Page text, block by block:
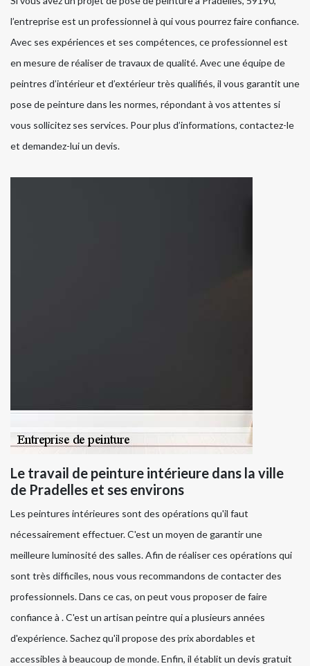
l’entreprise est un professionnel à qui vous pourrez faire confiance.
Avec ses expériences et ses compétences, ce professionnel est
en mesure de réaliser de travaux de qualité. Avec une équipe de
peintres d’intérieur et d’extérieur très qualifiés, il vous garantit une
pose de peinture dans les normes, répondant à vos attentes si
vous sollicitez ses services. Pour plus d’informations, contactez-le
et demandez-lui un devis.
Le travail de peinture intérieure dans la ville
de Pradelles et ses environs
Les peintures intérieures sont des opérations qu'il faut
nécessairement effectuer. C'est un moyen de garantir une
meilleure luminosité des salles. Afin de réaliser ces opérations qui
sont très difficiles, nous vous recommandons de contacter des
professionnels. Dans ce cas, on peut vous proposer de faire
confiance à . C'est un artisan peintre qui a plusieurs années
d'expérience. Sachez qu'il propose des prix abordables et
accessibles à beaucoup de monde. Enfin, il établit un devis gratuit